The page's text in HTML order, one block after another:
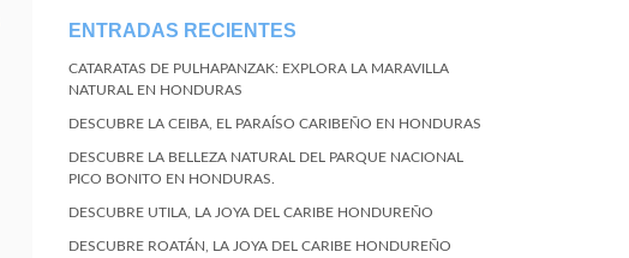
ENTRADAS RECIENTES
CATARATAS DE PULHAPANZAK: EXPLORA LA MARAVILLA
NATURAL EN HONDURAS
DESCUBRE LA CEIBA, EL PARAÍSO CARIBEÑO EN HONDURAS
DESCUBRE LA BELLEZA NATURAL DEL PARQUE NACIONAL
PICO BONITO EN HONDURAS.
DESCUBRE UTILA, LA JOYA DEL CARIBE HONDUREÑO
DESCUBRE ROATÁN, LA JOYA DEL CARIBE HONDUREÑO